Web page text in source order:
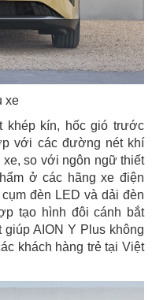
xe
khép kín, hốc gió trước
với các đường nét khí
so với ngôn ngữ thiết
ở các hãng xe điện
đèn LED và dải đèn
tạo hình đôi cánh bắt
AION Y Plus không
khách hàng trẻ tại Việt